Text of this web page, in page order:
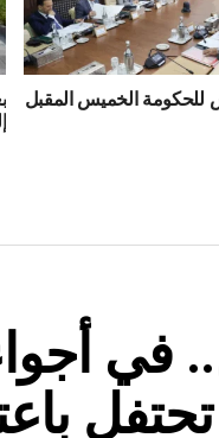
للحكومة الخميس المقبل
تحتفل